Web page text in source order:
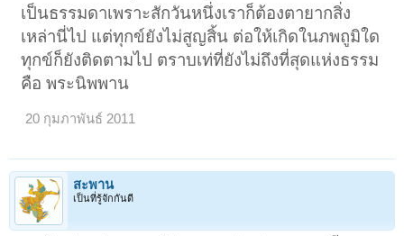
เป็นธรรมดาเพราะสักวันหนึ่งเราก็ต้องตายากสิ่ง
เหล่านี่ไป แต่ทุกข์ยังไม่สูญสิ้น ต่อให้เกิดในภพถูมิใด
ทุกข์ก็ยังติดตามไป ตราบเท่ที่ยังไม่ถึงที่สุดแห่งธรรม
คือ พระนิพพาน
20 กุมภาพันธ์ 2011
สะพาน
เป็นที่รู้จักกันดี